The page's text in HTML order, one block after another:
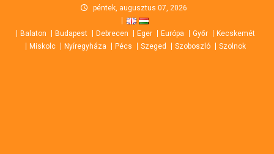
content
péntek, augusztus 07, 2026
Balaton Budapest Debrecen Eger Európa Győr
Kecskemét
Miskolc
Nyíregyháza Pécs Szeged Szoboszló Szolnok